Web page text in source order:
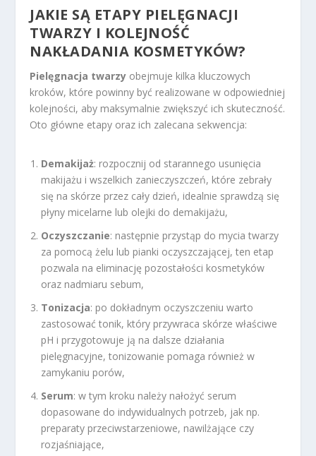
JAKIE SĄ ETAPY PIELĘGNACJI
TWARZY I KOLEJNOŚĆ
NAKŁADANIA KOSMETYKÓW?
Pielęgnacja twarzy obejmuje kilka kluczowych
kroków, które powinny być realizowane w odpowiedniej
kolejności, aby maksymalnie zwiększyć ich skuteczność.
Oto główne etapy oraz ich zalecana sekwencja:
Demakijaż: rozpocznij od starannego usunięcia
makijażu i wszelkich zanieczyszczeń, które zebrały
się na skórze przez cały dzień, idealnie sprawdzą się
płyny micelarne lub olejki do demakijażu,
Oczyszczanie: następnie przystąp do mycia twarzy
za pomocą żelu lub pianki oczyszczającej, ten etap
pozwala na eliminację pozostałości kosmetyków
oraz nadmiaru sebum,
Tonizacja: po dokładnym oczyszczeniu warto
zastosować tonik, który przywraca skórze właściwe
pH i przygotowuje ją na dalsze działania
pielęgnacyjne, tonizowanie pomaga również w
zamykaniu porów,
Serum: w tym kroku należy nałożyć serum
dopasowane do indywidualnych potrzeb, jak np.
preparaty przeciwstarzeniowe, nawilżające czy
rozjaśniające,